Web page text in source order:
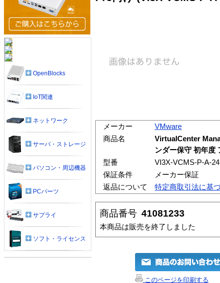
メーカー
VMware
商品名
VirtualCenter
ンダー保守 初年度
型番
VI3X-VCMS-P-A-
保証条件
メーカー保証
返品について
特定商取引法に基
商品番号 41081233
本商品は販売を終了しました
このページを印刷する
OpenBlocks
IoT関連
ネットワーク
サーバ・ストレージ
パソコン・周辺機器
PCパーツ
サプライ
ソフト・ライセンス